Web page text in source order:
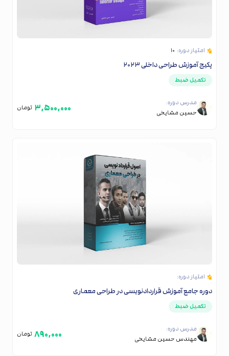
امتیاز دوره: ۱۰
پکیج آموزش طراحی داخلی ۲۰۲۳
تکمیل ضبط
مدرس دوره:
حسین مشایخی
۳,۵۰۰,۰۰۰ تومان
امتیاز دوره:
دوره جامع آموزش قراردادنویسی در طراحی معماری
تکمیل ضبط
مدرس دوره:
مهندس حسین مشایخی
۸۹۰,۰۰۰ تومان